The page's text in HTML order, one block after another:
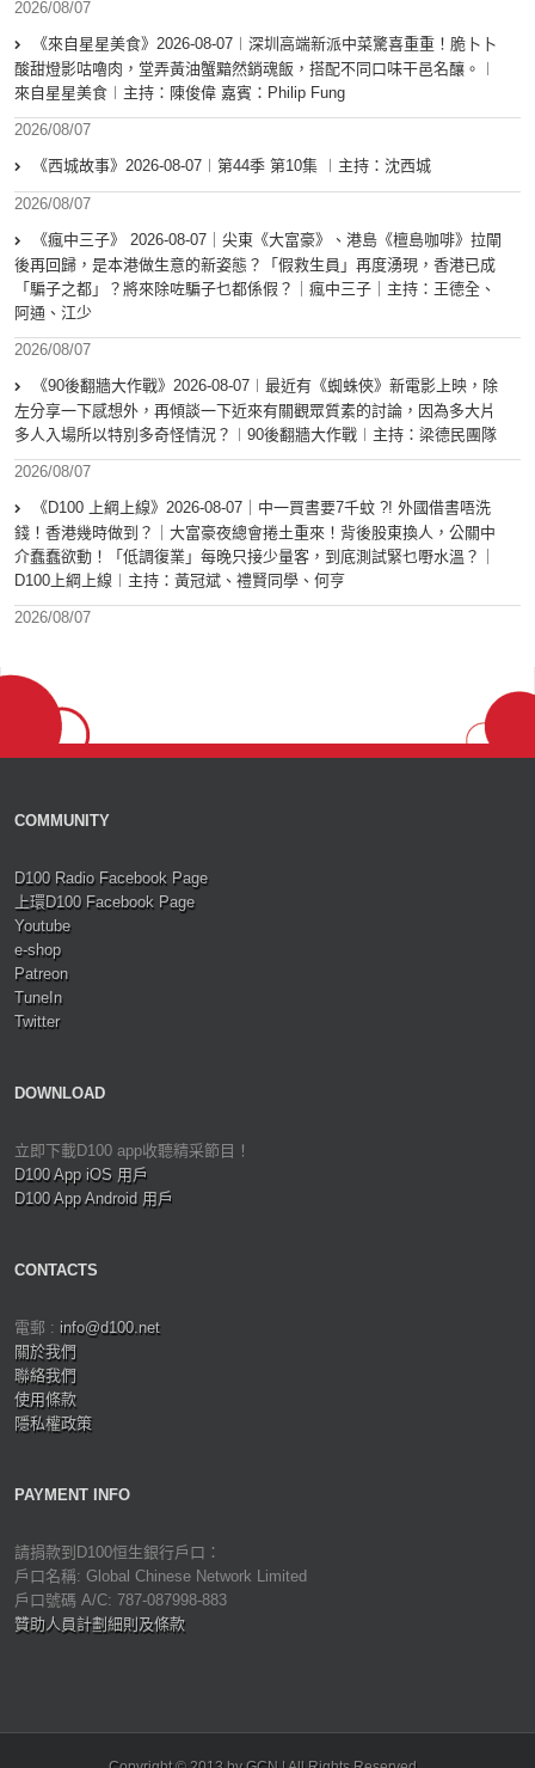
2026/08/07
《來自星星美食》2026-08-07︱深圳高端新派中菜驚喜重重！脆卜卜
酸甜燈影咕嚕肉，堂弄黃油蟹黯然銷魂飯，搭配不同口味干邑名釀。︱
來自星星美食︱主持：陳俊偉 嘉賓：Philip Fung
2026/08/07
《西城故事》2026-08-07︱第44季 第10集 ︱主持：沈西城
2026/08/07
《瘋中三子》 2026-08-07｜尖東《大富豪》、港島《檀島咖啡》拉閘
後再回歸，是本港做生意的新姿態？「假救生員」再度湧現，香港已成
「騙子之都」？將來除咗騙子乜都係假？｜瘋中三子｜主持：王德全、
阿通、江少
2026/08/07
《90後翻牆大作戰》2026-08-07︱最近有《蜘蛛俠》新電影上映，除
左分享一下感想外，再傾談一下近來有關觀眾質素的討論，因為多大片
多人入場所以特別多奇怪情況？︱90後翻牆大作戰︱主持：梁德民團隊
2026/08/07
《D100 上綱上線》2026-08-07｜中一買書要7千蚊 ?! 外國借書唔洗
錢！香港幾時做到？｜大富豪夜總會捲土重來！背後股東換人，公關中
介蠢蠢欲動！「低調復業」每晚只接少量客，到底測試緊乜嘢水溫？｜
D100上綱上線︱主持：黃冠斌、禮賢同學、何亨
2026/08/07
COMMUNITY
D100 Radio Facebook Page
上環D100 Facebook Page
Youtube
e-shop
Patreon
TuneIn
Twitter
DOWNLOAD
立即下載D100 app收聽精采節目！
D100 App iOS 用戶
D100 App Android 用戶
CONTACTS
電郵 : info@d100.net
關於我們
聯絡我們
使用條款
隱私權政策
PAYMENT INFO
請捐款到D100恒生銀行戶口：
戶口名稱: Global Chinese Network Limited
戶口號碼 A/C: 787-087998-883
贊助人員計劃細則及條款